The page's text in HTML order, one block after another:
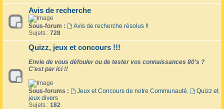
Avis de recherche
Sous-forum :
Avis de recherche résolus !!
Sujets : 728
Quizz, jeux et concours !!!
Envie de vous défouler ou de tester vos connaissances 80's ?
C'est par ici !!
Sous-forums : Jeux et Concours de notre Communauté,
Quizz et
jeux divers
Sujets : 182